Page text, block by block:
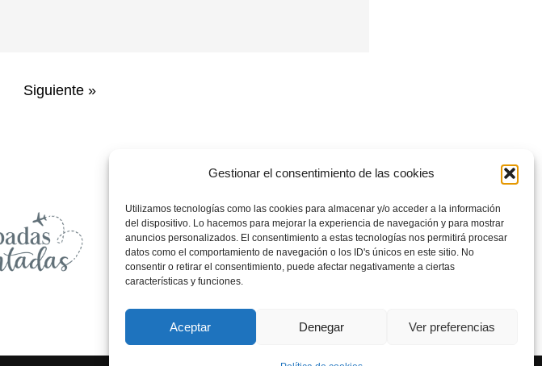
Gestionar el consentimiento de las cookies
Utilizamos tecnologías como las cookies para almacenar y/o acceder a la información
del dispositivo. Lo hacemos para mejorar la experiencia de navegación y para mostrar
anuncios personalizados. El consentimiento a estas tecnologías nos permitirá procesar
datos como el comportamiento de navegación o los ID's únicos en este sitio. No
consentir o retirar el consentimiento, puede afectar negativamente a ciertas
características y funciones.
Aceptar Denegar Ver preferencias
Siguiente »
susana@escapadasencantadas.com
689 753 463